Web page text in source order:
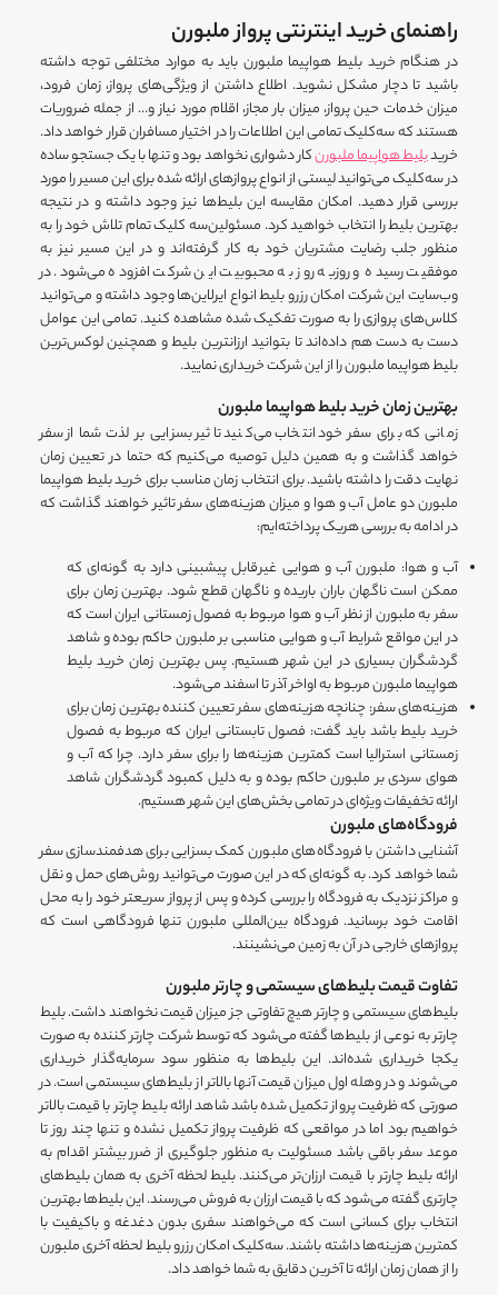
راهنمای خرید اینترنتی پرواز ملبورن
در هنگام خرید بلیط هواپیما ملبورن باید به موارد مختلفی توجه داشته
باشید تا دچار مشکل نشوید. اطلاع داشتن از ویژگی‌های پرواز، زمان فرود،
میزان خدمات حین پرواز، میزان بار مجاز، اقلام مورد نیاز و… از جمله ضروریات
هستند که سه‌کلیک تمامی این اطلاعات را در اختیار مسافران قرار خواهد داد.
خریدبلیط هواپیما ملبورنکار دشواری نخواهد بود و تنها با یک جستجو ساده
در سه‌کلیک می‌توانید لیستی از انواع پروازهای ارائه شده برای این مسیر را مورد
بررسی قرار دهید. امکان مقایسه این بلیط‌ها نیز وجود داشته و در نتیجه
بهترین بلیط را انتخاب خواهید کرد. مسئولین‌سه کلیک تمام تلاش خود را به
منظور جلب رضایت مشتریان خود به کار گرفته‌اند و در این مسیر نیز به
موفقیت رسیده و روزبه روز به محبوبیت این شرکت افزوده می‌شود. در
وب‌سایت این شرکت امکان رزرو بلیط انواع ایرلاین‌ها وجود داشته و می‌توانید
کلاس‌های پروازی را به صورت تفکیک شده مشاهده کنید. تمامی این عوامل
دست به دست هم داده‌اند تا بتوانید ارزانترین بلیط و همچنین لوکس‌ترین
بلیط هواپیما ملبورن را از این شرکت خریداری نمایید.
بهترین زمان خرید بلیط هواپیما ملبورن
زمانی که برای سفر خود انتخاب می‌کنید تاثیر بسزایی بر لذت شما از سفر
خواهد گذاشت و به همین دلیل توصیه می‌کنیم که حتما در تعیین زمان
نهایت دقت را داشته باشید. برای انتخاب زمان مناسب برای خرید بلیط هواپیما
ملبورن دو عامل آب و هوا و میزان هزینه‌های سفر تاثیر خواهند گذاشت که
در ادامه به بررسی هریک پرداخته‌ایم:
آب و هوا: ملبورن آب و هوایی غیرقابل پیشبینی دارد به گونه‌ای که
ممکن است ناگهان باران باریده و ناگهان قطع شود. بهترین زمان برای
سفر به ملبورن از نظر آب و هوا مربوط به فصول زمستانی ایران است که
در این مواقع شرایط آب و هوایی مناسبی بر ملبورن حاکم بوده و شاهد
گردشگران بسیاری در این شهر هستیم. پس بهترین زمان خرید بلیط
هواپیما ملبورن مربوط به اواخر آذر تا اسفند می‌شود.
هزینه‌های سفر: چنانچه هزینه‌های سفر تعیین کننده بهترین زمان برای
خرید بلیط باشد باید گفت: فصول تابستانی ایران که مربوط به فصول
زمستانی استرالیا است کمترین هزینه‌ها را برای سفر دارد. چرا که آب و
هوای سردی بر ملبورن حاکم بوده و به دلیل کمبود گردشگران شاهد
ارائه تخفیفات ویژه‌ای در تمامی بخش‌های این شهر هستیم.
فرودگاه‌های ملبورن
آشنایی داشتن با فرودگاه‌های ملبورن کمک بسزایی برای هدفمند‌سازی سفر
شما خواهد کرد. به گونه‌ای که در این صورت می‌توانید روش‌های حمل و نقل
و مراکز نزدیک به فرودگاه را بررسی کرده و پس از پرواز سریعتر خود را به محل
اقامت خود برسانید. فرودگاه بین‌المللی ملبورن تنها فرودگاهی است که
پرواز‌های خارجی در آن به زمین می‌نشینند.
تفاوت قیمت بلیط‌‌های سیستمی و چارتر ملبورن
بلیط‌های سیستمی و چارتر هیچ تفاوتی جز میزان قیمت نخواهند داشت. بلیط
چارتر به نوعی از بلیط‌ها گفته می‌شود که توسط شرکت چارتر کننده به صورت
یکجا خریداری شده‌اند. این بلیط‌ها به منظور سود سرمایه‌گذار خریداری
می‌شوند و در وهله اول میزان قیمت آنها بالاتر از بلیط‌های سیستمی است. در
صورتی که ظرفیت پرواز تکمیل شده باشد شاهد ارائه بلیط چارتر با قیمت بالاتر
خواهیم بود اما در مواقعی که ظرفیت پرواز تکمیل نشده و تنها چند روز تا
موعد سفر باقی باشد مسئولیت به منظور جلوگیری از ضرر بیشتر اقدام به
ارائه بلیط چارتر با قیمت ارزان‌تر می‌کنند. بلیط لحظه آخری به همان بلیط‌های
چارتری گفته می‌شود که با قیمت ارزان به فروش می‌رسند. این بلیط‌ها بهترین
انتخاب برای کسانی است که می‌خواهند سفری بدون دغدغه و باکیفیت با
کمترین هزینه‌ها داشته باشند. سه‌کلیک امکان رزرو بلیط لحظه آخری ملبورن
را از همان زمان ارائه تا آخرین دقایق به شما خواهد داد‌.